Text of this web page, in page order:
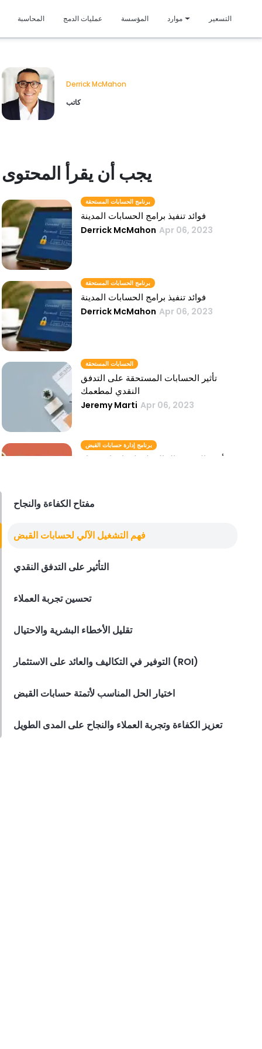
المحاسبة عمليات الدمج المؤسسة موارد التسعير
Derrick McMahon
كاتب
يجب أن يقرأ المحتوى
برنامج الحسابات المستحقة
فوائد تنفيذ برامج الحسابات المدينة
Derrick McMahon Apr 06, 2023
برنامج الحسابات المستحقة
فوائد تنفيذ برامج الحسابات المدينة
Derrick McMahon Apr 06, 2023
الحسابات المستحقة
تأثير الحسابات المستحقة على التدفق
النقدي لمطعمك
Jeremy Marti Apr 06, 2023
برنامج إدارة حسابات القبض
أتقن الشؤون المالية لمطعمك باستخدام
قم بإحداث ثورة في الشؤون المالية
والمستحقات
الفوائد التي تغير قواعد اللعبة لبرنامج
التشغيل الآلي للحسابات المستحقة
مفتاح الكفاءة والنجاح
فهم التشغيل الآلي لحسابات القبض
التأثير على التدفق النقدي
تحسين تجربة العملاء
تقليل الأخطاء البشرية والاحتيال
التوفير في التكاليف والعائد على الاستثمار (ROI)
اختيار الحل المناسب لأتمتة حسابات القبض
تعزيز الكفاءة وتجربة العملاء والنجاح على المدى الطويل